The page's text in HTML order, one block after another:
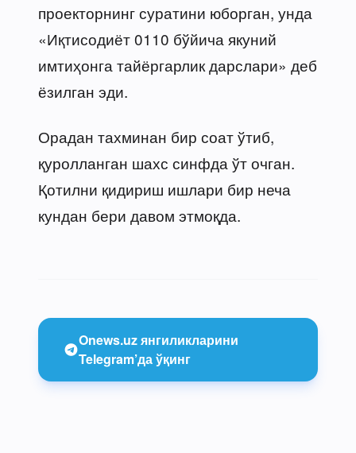
проекторнинг суратини юборган, унда
«Иқтисодиёт 0110 бўйича якуний
имтиҳонга тайёргарлик дарслари» деб
ёзилган эди.
Орадан тахминан бир соат ўтиб,
қуролланган шахс синфда ўт очган.
Қотилни қидириш ишлари бир неча
кундан бери давом этмоқда.
Onews.uz янгиликларини
Telegram’да ўқинг